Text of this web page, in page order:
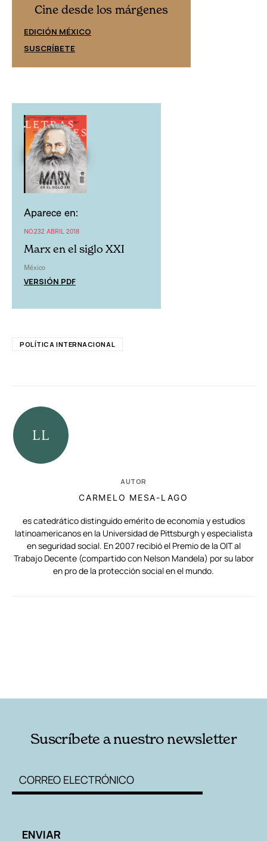
Cine desde los márgenes
EDICIÓN MÉXICO
SUSCRÍBETE
Aparece en:
NO.232 ABRIL 2018
Marx en el siglo XXI
México
VERSIÓN PDF
POLÍTICA INTERNACIONAL
AUTOR
CARMELO MESA-LAGO
es catedrático distinguido emérito de economía y estudios
latinoamericanos en la Universidad de Pittsburgh y especialista
en seguridad social. En 2007 recibió el Premio de la OIT al
Trabajo Decente (compartido con Nelson Mandela) por su labor
en pro de la protección social en el mundo.
Suscríbete a nuestro newsletter